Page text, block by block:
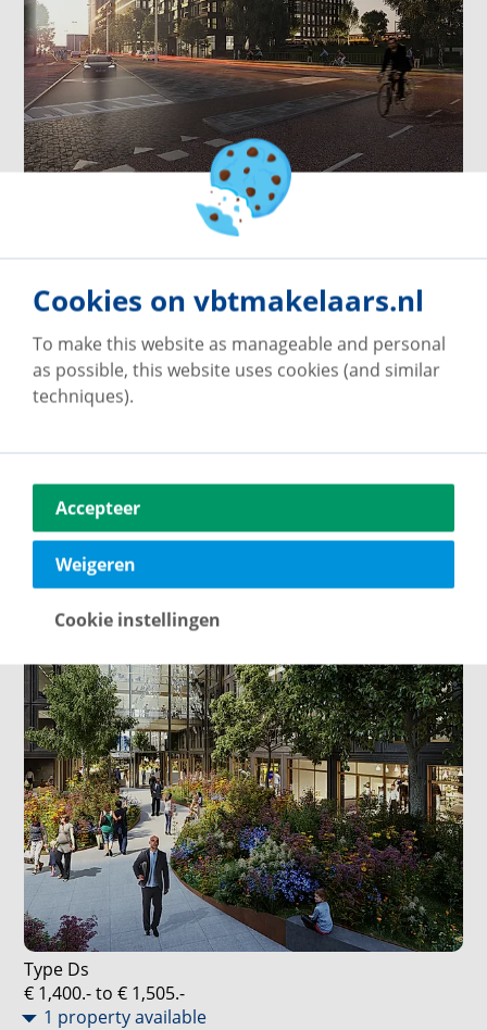
1 property available
Type Ds
€ 1,400.- to € 1,505.-
1 property available
Cookies on vbtmakelaars.nl
To make this website as manageable and personal
as possible, this website uses cookies (and similar
techniques).
Accepteer
Weigeren
Cookie instellingen